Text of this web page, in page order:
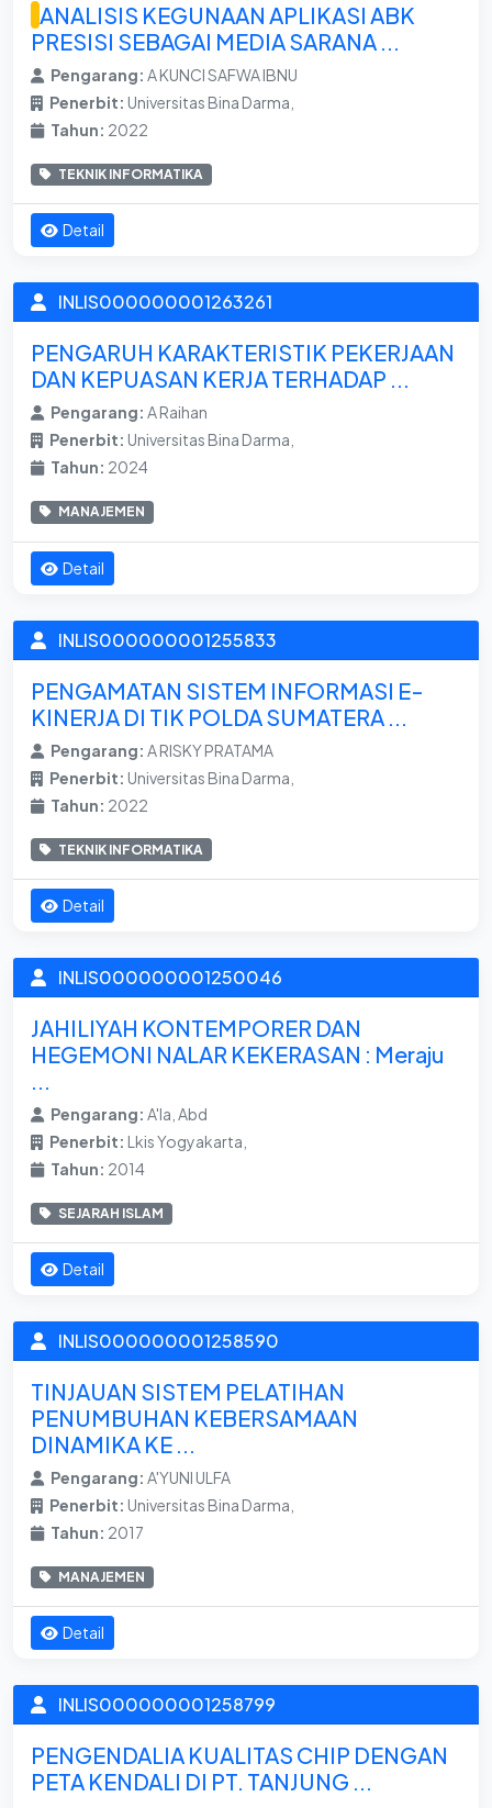
ANALISIS KEGUNAAN APLIKASI ABK
PRESISI SEBAGAI MEDIA SARANA ...
Pengarang: A KUNCI SAFWA IBNU
Penerbit: Universitas Bina Darma,
Tahun: 2022
TEKNIK INFORMATIKA
Detail
INLIS000000001263261
PENGARUH KARAKTERISTIK PEKERJAAN
DAN KEPUASAN KERJA TERHADAP ...
Pengarang: A Raihan
Penerbit: Universitas Bina Darma,
Tahun: 2024
MANAJEMEN
Detail
INLIS000000001255833
PENGAMATAN SISTEM INFORMASI E-
KINERJA DI TIK POLDA SUMATERA ...
Pengarang: A RISKY PRATAMA
Penerbit: Universitas Bina Darma,
Tahun: 2022
TEKNIK INFORMATIKA
Detail
INLIS000000001250046
JAHILIYAH KONTEMPORER DAN
HEGEMONI NALAR KEKERASAN : Meraju
Pengarang: A'la, Abd
Penerbit: Lkis Yogyakarta,
Tahun: 2014
SEJARAH ISLAM
Detail
INLIS000000001258590
TINJAUAN SISTEM PELATIHAN
PENUMBUHAN KEBERSAMAAN
DINAMIKA KE ...
Pengarang: A'YUNI ULFA
Penerbit: Universitas Bina Darma,
Tahun: 2017
MANAJEMEN
Detail
INLIS000000001258799
PENGENDALIA KUALITAS CHIP DENGAN
PETA KENDALI DI PT. TANJUNG ...